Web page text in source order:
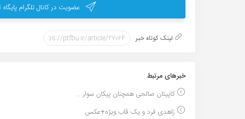
عضویت در کانال تلگرام
لینک کوتاه خبر
خبر‌های مرتبط
کاپیتان صالحی همچنان پیکان سوار...
زاهدی فرد و یک قاب ویژه+عکس